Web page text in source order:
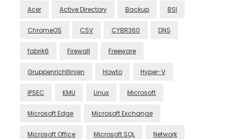
Acer Active Directory Backup BSI
ChromeOS CSV CYBR360 DNS
fabrik6 Firewall Freeware
Gruppenrichtlinien Howto Hyper-V
IPSEC KMU Linux Microsoft
Microsoft Edge Microsoft Exchange
Microsoft Office Microsoft SQL Network